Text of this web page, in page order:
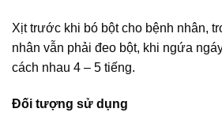
Xịt trước khi bó bột cho bệnh nhân,
nhân vẫn phải đeo bột, khi ngứa
cách nhau 4 – 5 tiếng.
Đối tượng sử dụng